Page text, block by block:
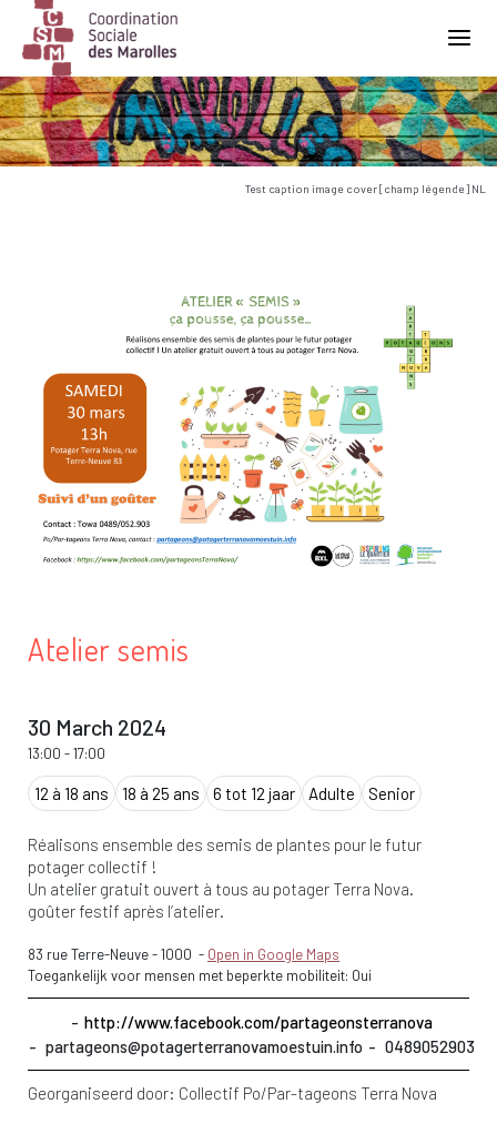
Main Navigation
Test caption image cover [champ légende] NL
Atelier semis
30 March 2024
13:00 -17:00
12 à 18 ans 18 à 25 ans 6 tot 12 jaar Adulte Senior
Réalisons ensemble des semis de plantes pour le futur
potager collectif !
Un atelier gratuit ouvert à tous au potager Terra Nova.
goûter festif après l’atelier.
83 rue Terre-Neuve-1000 - Open in Google Maps
Toegankelijk voor mensen met beperkte mobiliteit: Oui
http://www.facebook.com/partageonsterranova
partageons@potagerterranovamoestuin.info
0489052903
Georganiseerd door: Collectif Po/Par-tageons Terra Nova